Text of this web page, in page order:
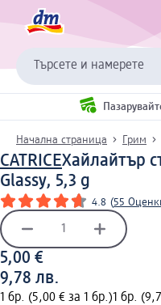
Търсете и намерете
Начална страница Грим
CATRICEХайлайтър
Glassy, 5,3 g
4.8 (55
5,00 €
9,78 лв.
1 бр. (5,00 € за 1 бр.)1 бр.